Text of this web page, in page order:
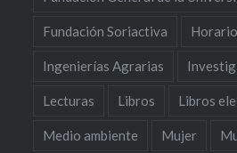
Fundación Soriactiva Horario
Ingenierías Agrarias
Lecturas Libros Libros
Medio ambiente Mujer